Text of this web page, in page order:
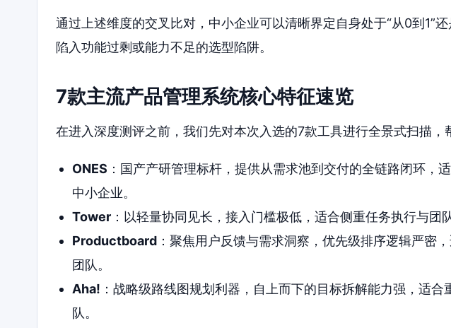
通过上述维度的交叉比对，中小企业可以清晰界定自身处于“从0到1”
陷入功能过剩或能力不足的选型陷阱。
7款主流产品管理系统核心特征速览
在进入深度测评之前，我们先对本次入选的7款工具进行全景式扫描，
ONES ：国产产研管理标杆，提供从需求池到交付的全链路闭环，
中小企业。
Tower：以轻量协同见长，接入门槛极低，适合侧重任务执行与团
Productboard：聚焦用户反馈与需求洞察，优先级排序逻辑严密
团队。
Aha! ：战略级路线图规划利器，自上而下的目标拆解能力强，适合
队。